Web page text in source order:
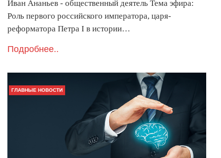
Иван Ананьев - общественный деятель Тема эфира:
Роль первого российского императора, царя-
реформатора Петра I в истории…
Подробнее..
ГЛАВНЫЕ НОВОСТИ